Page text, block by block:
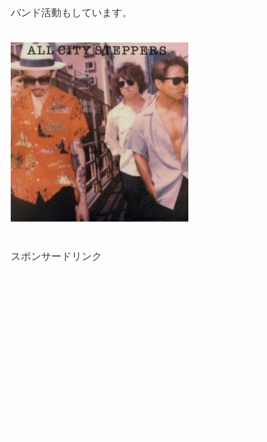
バンド活動もしています。
スポンサードリンク